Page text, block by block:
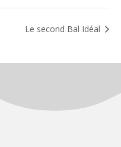
Le second Bal Idéal